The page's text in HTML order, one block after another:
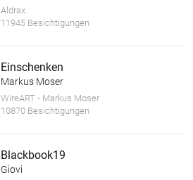
Aldrax
11945 Besichtigungen
Einschenken
Markus Moser
WireART - Markus Moser
10870 Besichtigungen
Blackbook19
Giovi